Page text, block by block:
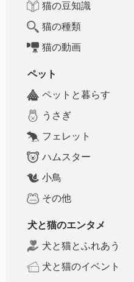
猫の豆知識
猫の種類
猫の動画
ペット
ペットと暮らす
うさぎ
フェレット
ハムスター
小鳥
その他
犬と猫のエンタメ
犬と猫とふれあう
犬と猫のイベント